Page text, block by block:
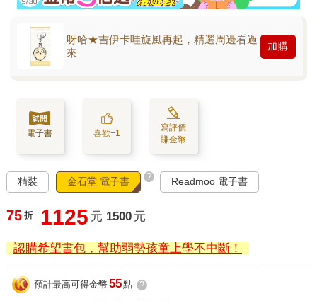
呀哈★吉伊卡哇旋風再起，精選周邊看過
來
加購
電子書 喜歡+1
寫評價
賺金幣
精裝 金石堂 電子書 ? Readmoo 電子書
75 折 1125 元 1500 元
認購希望書包，幫助弱勢孩童上學不中斷！
預計最高可得金幣 55點 ?